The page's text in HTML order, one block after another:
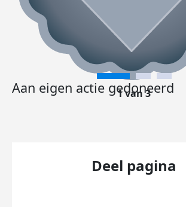
Aan eigen actie gedoneerd
1 van 3
Deel pagina